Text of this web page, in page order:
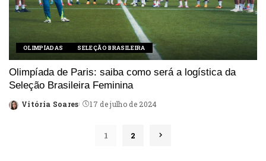
OLIMPÍADAS SELEÇÃO BRASILEIRA
Olimpíada de Paris: saiba como será a logística da
Seleção Brasileira Feminina
Posted
Vitória Soares 17 de julho de 2024
1 2